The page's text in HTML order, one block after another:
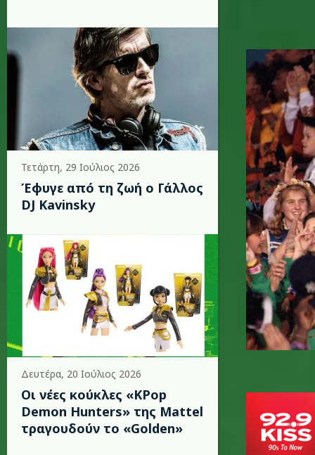
Τετάρτη, 29 Ιούλιος 2026
Έφυγε από τη ζωή ο Γάλλος
DJ Kavinsky
Δευτέρα, 20 Ιούλιος 2026
Οι νέες κούκλες «KPop
Demon Hunters» της Mattel
τραγουδούν το «Golden»